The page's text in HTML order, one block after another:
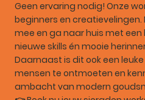
Geen ervaring nodig! Onze
beginners en
mee en ga naar huis met
nieuwe skills én mooie
Daarnaast is dit ook een
mensen te ontmoeten en
ambacht van modern